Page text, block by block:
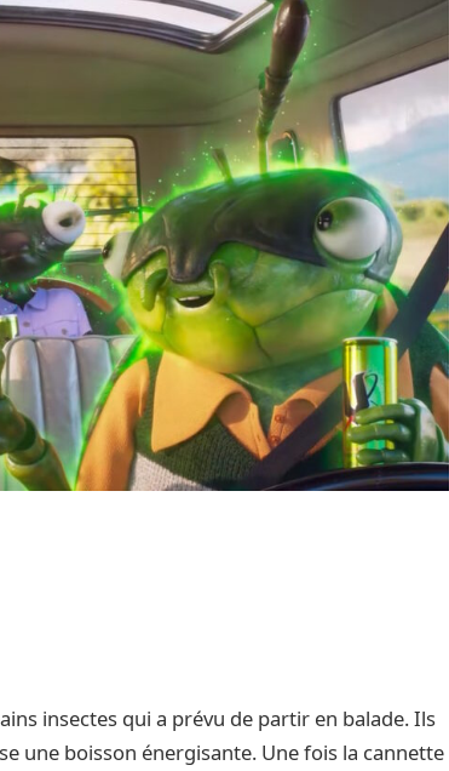
insectes qui a prévu de partir en balade. Ils
une boisson énergisante. Une fois la cannette